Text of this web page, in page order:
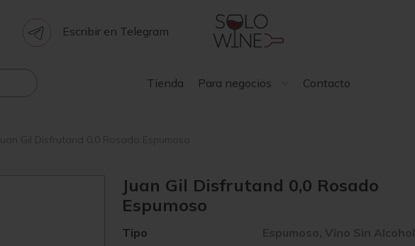
Escribir en Telegram
Tienda Para negocios Contacto
Juan Gil Disfrutand 0,0 Rosado Espumoso
Juan Gil Disfrutand 0,0 Rosado
Espumoso
Tipo Espumoso, Vino Sin Alcohol